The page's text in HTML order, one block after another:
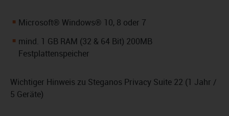
Microsoft® Windows® 10, 8 oder 7
mind. 1 GB RAM (32 & 64 Bit) 200MB
Festplattenspeicher
Wichtiger Hinweis zu Steganos Privacy Suite 22 (1 Jahr /
5 Geräte)